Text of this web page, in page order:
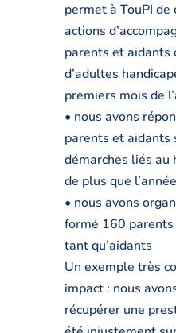
permet à TouPI de
actions
parents et aidants
d’adultes
premiers mois de
• nous avons
parents et
démarches liés au
de plus que
• nous avons
formé 160
tant qu’aidants
Un exemple très
impact : nous
récupérer une